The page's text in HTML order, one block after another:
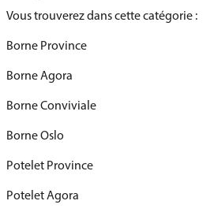
Vous trouverez dans cette catégorie :
Borne Province
Borne Agora
Borne Conviviale
Borne Oslo
Potelet Province
Potelet Agora